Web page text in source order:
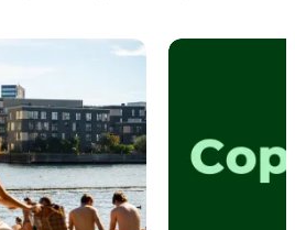
Sommer i København
Udforsk